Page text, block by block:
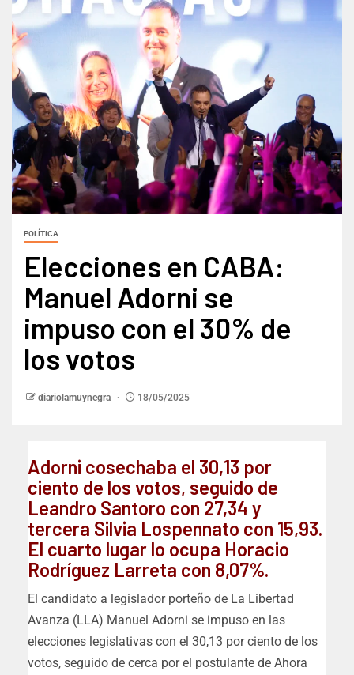
POLÍTICA
Elecciones en CABA:
Manuel Adorni se
impuso con el 30% de
los votos
diariolamuynegra 18/05/2025
Adorni cosechaba el 30,13 por
ciento de los votos, seguido de
Leandro Santoro con 27,34 y
tercera Silvia Lospennato con 15,93.
El cuarto lugar lo ocupa Horacio
Rodríguez Larreta con 8,07%.
El candidato a legislador porteño de La Libertad
Avanza (LLA) Manuel Adorni se impuso en las
elecciones legislativas con el 30,13 por ciento de los
votos, seguido de cerca por el postulante de Ahora